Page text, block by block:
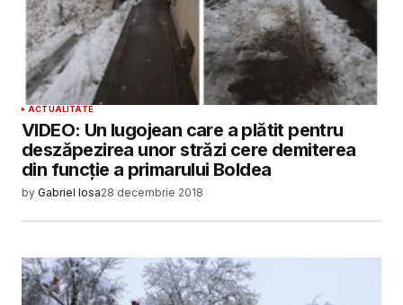
ACTUALITATE
VIDEO: Un lugojean care a plătit pentru
deszăpezirea unor străzi cere demiterea
din funcție a primarului Boldea
by Gabriel Iosa28 decembrie 2018